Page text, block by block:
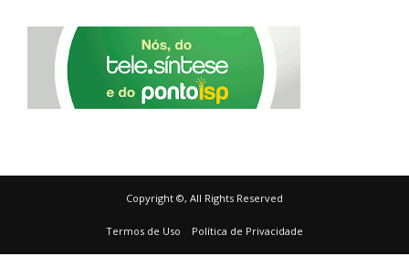
Copyright ©, All Rights Reserved
Termos de Uso Política de Privacidade